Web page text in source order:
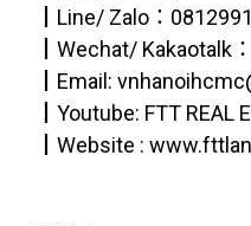
┃Line/ Zalo：
┃Wechat/ Kakaotalk
┃Email:
┃Youtube: FTT REAL
┃Website :